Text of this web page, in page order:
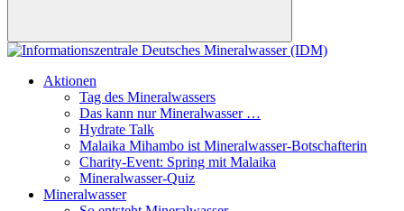
Aktionen
Tag des Mineralwassers
Das kann nur Mineralwasser …
Hydrate Talk
Malaika Mihambo ist Mineralwasser-Botschafterin
Charity-Event: Spring mit Malaika
Mineralwasser-Quiz
Mineralwasser